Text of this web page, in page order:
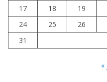
17
18 19
24
25 26
31
«